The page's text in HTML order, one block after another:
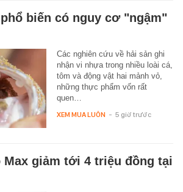
biến có nguy cơ "ngậm"
Các nghiên cứu về hải sản ghi
nhận vi nhựa trong nhiều loài cá,
tôm và động vật hai mảnh vỏ,
những thực phẩm vốn rất
quen…
XEM MUA LUÔN - 5 giờ trước
Max giảm tới 4 triệu đồng tại